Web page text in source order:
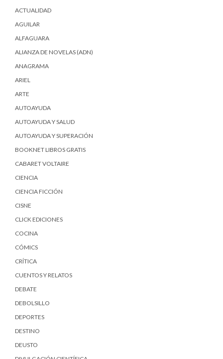
ACTUALIDAD
AGUILAR
ALFAGUARA
ALIANZA DE NOVELAS (ADN)
ANAGRAMA
ARIEL
ARTE
AUTOAYUDA
AUTOAYUDA Y SALUD
AUTOAYUDA Y SUPERACIÓN
BOOKNET LIBROS GRATIS
CABARET VOLTAIRE
CIENCIA
CIENCIA FICCIÓN
CISNE
CLICK EDICIONES
COCINA
CÓMICS
CRÍTICA
CUENTOS Y RELATOS
DEBATE
DEBOLSILLO
DEPORTES
DESTINO
DEUSTO